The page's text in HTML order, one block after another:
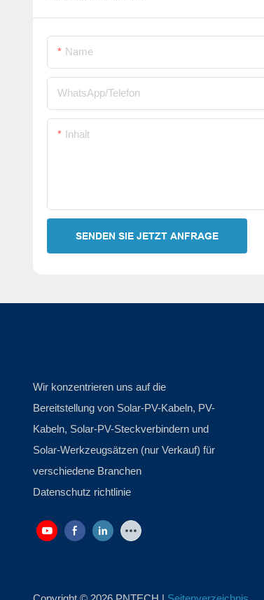
Name
WhatsApp/Telefon
Inhalt
SENDEN SIE JETZT ANFRAGE
Wir konzentrieren uns auf die
Bereitstellung von Solar-PV-Kabeln, PV-
Kabeln, Solar-PV-Steckverbindern und
Solar-Werkzeugsätzen (nur Verkauf) für
verschiedene Branchen
Datenschutz richtlinie